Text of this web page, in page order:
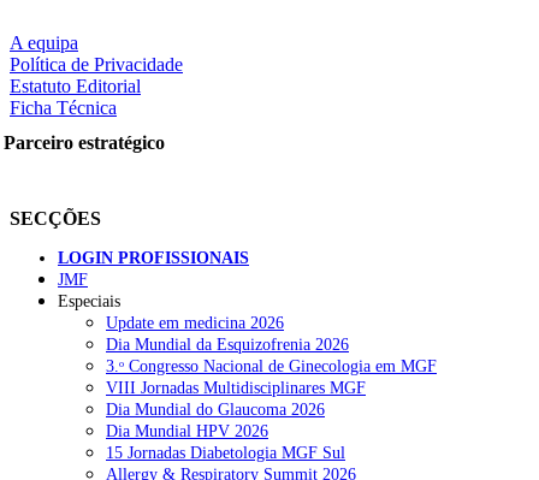
A equipa
Política de Privacidade
Estatuto Editorial
Ficha Técnica
Parceiro estratégico
SECÇÕES
LOGIN PROFISSIONAIS
JMF
Especiais
Update em medicina 2026
Dia Mundial da Esquizofrenia 2026
3.ᵒ Congresso Nacional de Ginecologia em MGF
VIII Jornadas Multidisciplinares MGF
Dia Mundial do Glaucoma 2026
Dia Mundial HPV 2026
15 Jornadas Diabetologia MGF Sul
Allergy & Respiratory Summit 2026